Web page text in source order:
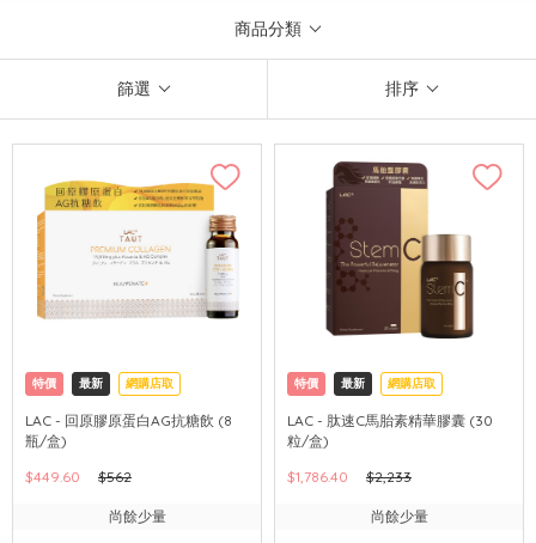
商品分類
篩選 排序
特價 最新 網購店取
LAC - 回原膠原蛋白AG抗糖飲 (8
瓶/盒)
$449.60
$562
尚餘少量
特價 最新 網購店取
LAC - 肽速C馬胎素精華膠囊 (30
粒/盒)
$1,786.40
$2,233
尚餘少量